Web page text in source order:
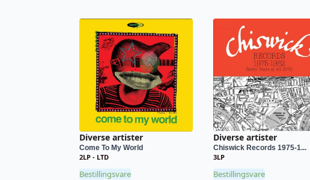
Diverse artister
Come To My World
2LP - LTD
Bestillingsvare
Diverse artister
Chiswick Records 1975-1...
3LP
Bestillingsvare